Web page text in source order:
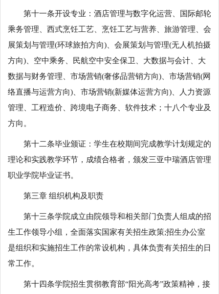
第十一条开设专业：酒店管理与数字化运营、国际邮轮
乘务管理、西式烹饪工艺、烹饪工艺与营养、旅游管理、会
展策划与管理(环球旅拍方向)、会展策划与管理(无人机拍摄
方向)、空中乘务、民航空中安全保卫、大数据与会计、大
数据与财务管理、市场营销(奢侈品营销方向)、市场营销(网
络直播与运营方向)、市场营销(新媒体运营方向)、人力资源
管理、工程造价、跨境电子商务、软件技术；十八个专业及
方向。
第十二条毕业颁证：学生在校期间完成教学计划规定的
理论和实践教学环节，成绩合格者，颁发三亚中瑞酒店管理
职业学院毕业证书。
第三章 组织机构及职责
第十三条学院成立由院领导和相关部门负责人组成的招
生工作领导小组，全面落实国家有关招生政策;招生办公室
是组织和实施招生工作的常设机构，具体负责有关招生的日
常工作。
第十四条学院招生贯彻教育部“阳光高考”政策精神，接